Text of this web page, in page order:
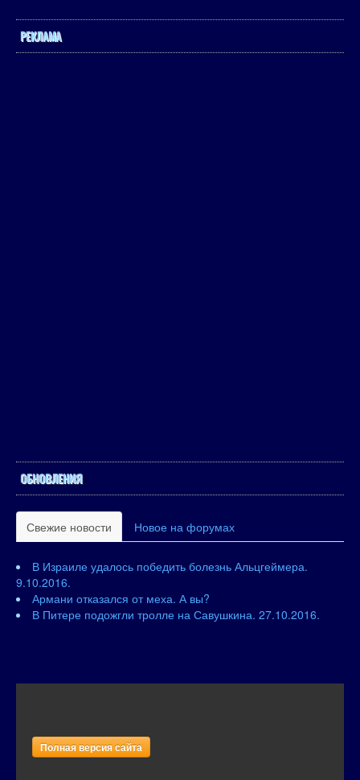
РЕКЛАМА
ОБНОВЛЕНИЯ
Свежие новости Новое на форумах
В Израиле удалось победить болезнь Альцгеймера.
9.10.2016.
Армани отказался от меха. А вы?
В Питере подожгли тролле на Савушкина. 27.10.2016.
Полная версия сайта